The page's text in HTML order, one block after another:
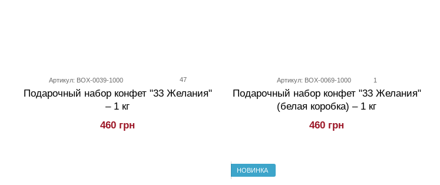
Артикул: BOX-0039-1000 47
Подарочный набор конфет "33 Желания"
– 1 кг
460 грн
Артикул: BOX-0069-1000 1
Подарочный набор конфет "33 Желания"
(белая коробка) – 1 кг
460 грн
НОВИНКА